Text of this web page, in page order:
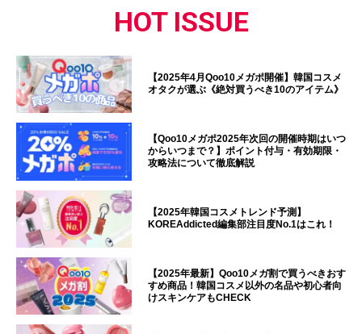
HOT ISSUE
【2025年4月Qoo10メガポ開催】韓国コスメ
オタクが選ぶ《絶対買うべき10のアイテム》
【Qoo10メガポ2025年次回の開催時期はいつ
からいつまで？】ポイント付与・有効期限・
攻略法について徹底解説
【2025年韓国コスメトレンド予測】
KOREAddicted編集部注目度No.1はこれ！
【2025年最新】Qoo10メガ割で買うべきおす
すめ商品！韓国コスメ以外の名品や初心者向
けスキンケアもCHECK